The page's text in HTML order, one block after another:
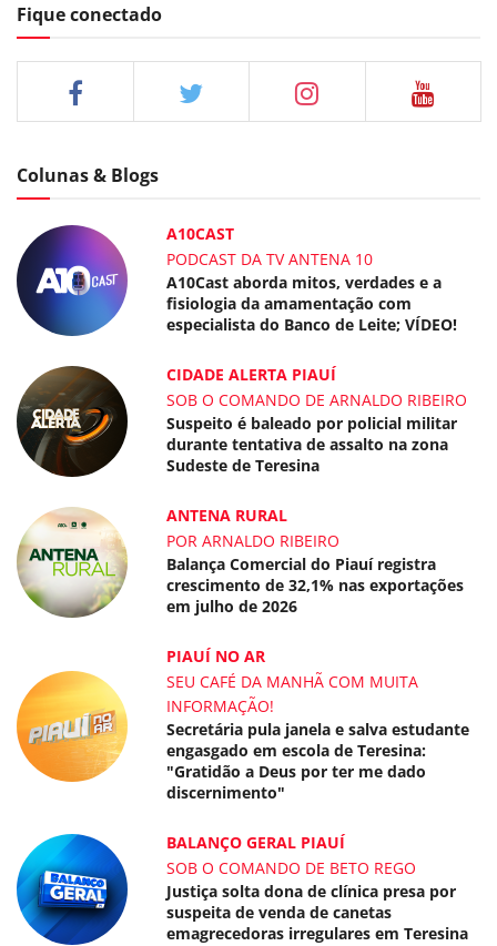
Fique conectado
Colunas & Blogs
A10CAST
PODCAST DA TV ANTENA 10
A10Cast aborda mitos, verdades e a
fisiologia da amamentação com
especialista do Banco de Leite; VÍDEO!
CIDADE ALERTA PIAUÍ
SOB O COMANDO DE ARNALDO RIBEIRO
Suspeito é baleado por policial militar
durante tentativa de assalto na zona
Sudeste de Teresina
ANTENA RURAL
POR ARNALDO RIBEIRO
Balança Comercial do Piauí registra
crescimento de 32,1% nas exportações
em julho de 2026
PIAUÍ NO AR
SEU CAFÉ DA MANHÃ COM MUITA
INFORMAÇÃO!
Secretária pula janela e salva estudante
engasgado em escola de Teresina:
"Gratidão a Deus por ter me dado
discernimento"
BALANÇO GERAL PIAUÍ
SOB O COMANDO DE BETO REGO
Justiça solta dona de clínica presa por
suspeita de venda de canetas
emagrecedoras irregulares em Teresina